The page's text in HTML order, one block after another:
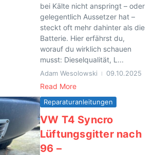
bei Kälte nicht anspringt – oder
gelegentlich Aussetzer hat –
steckt oft mehr dahinter als die
Batterie. Hier erfährst du,
worauf du wirklich schauen
musst: Dieselqualität, L...
Adam Wesolowski 09.10.2025
Read More
Reparaturanleitungen
VW T4 Syncro
Lüftungsgitter nach
96 –